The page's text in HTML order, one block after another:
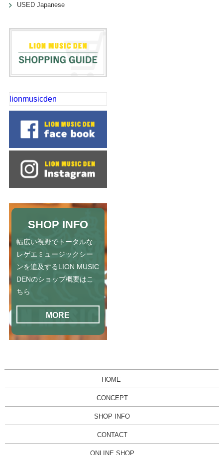
USED Japanese
lionmusicden
SHOP INFO
幅広い視野でトータルな
レゲエミュージックシー
ンを追及するLION MUSIC
DENのショップ概要はこ
ちら
MORE
HOME
CONCEPT
SHOP INFO
CONTACT
ONLINE SHOP